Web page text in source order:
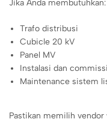
Jika Anda membutuhkan:
Trafo distribusi
Cubicle 20 kV
Panel MV
Instalasi dan
Maintenance sistem
Pastikan memilih vendor